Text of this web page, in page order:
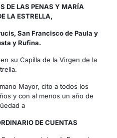
DE LAS PENAS Y MARÍA
LA ESTRELLA,
San Francisco de Paula y
y Rufina.
su Capilla de la Virgen de la
Mayor, cito a todos los
y con al menos un año de
a
DE CUENTAS